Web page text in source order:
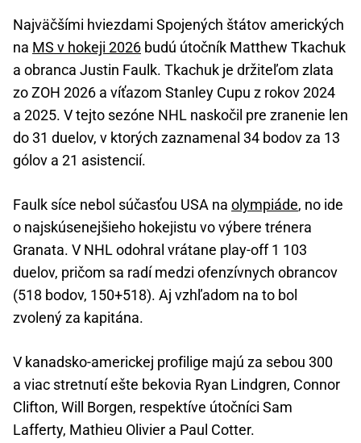
Najväčšími hviezdami Spojených štátov amerických
na MS v hokeji 2026 budú útočník Matthew Tkachuk
a obranca Justin Faulk. Tkachuk je držiteľom zlata
zo ZOH 2026 a víťazom Stanley Cupu z rokov 2024
a 2025. V tejto sezóne NHL naskočil pre zranenie len
do 31 duelov, v ktorých zaznamenal 34 bodov za 13
gólov a 21 asistencií.
Faulk síce nebol súčasťou USA na olympiáde, no ide
o najskúsenejšieho hokejistu vo výbere trénera
Granata. V NHL odohral vrátane play-off 1 103
duelov, pričom sa radí medzi ofenzívnych obrancov
(518 bodov, 150+518). Aj vzhľadom na to bol
zvolený za kapitána.
V kanadsko-americkej profilige majú za sebou 300
a viac stretnutí ešte bekovia Ryan Lindgren, Connor
Clifton, Will Borgen, respektíve útočníci Sam
Lafferty, Mathieu Olivier a Paul Cotter.